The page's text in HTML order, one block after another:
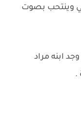
وينتحب بصوت
ابنه مراد
.